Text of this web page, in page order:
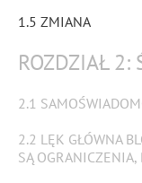
1.5 ZMIANA
ROZDZIAŁ 2:
2.1
2.2 LĘK GŁÓWNA
SĄ OGRANICZENIA,